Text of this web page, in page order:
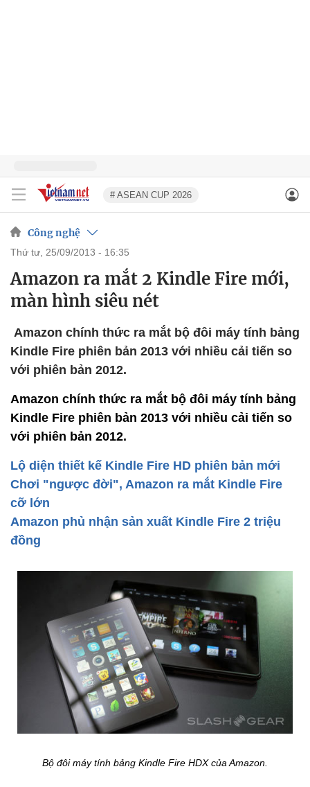
# ASEAN CUP 2026
Công nghệ
thứ tư, 25/09/2013 - 16:35
Amazon ra mắt 2 Kindle Fire mới,
màn hình siêu nét
Amazon chính thức ra mắt bộ đôi máy tính bảng
Kindle Fire phiên bản 2013 với nhiều cải tiến so
với phiên bản 2012.
Amazon chính thức ra mắt bộ đôi máy tính bảng
Kindle Fire phiên bản 2013 với nhiều cải tiến so
với phiên bản 2012.
Lộ diện thiết kế Kindle Fire HD phiên bản mới
Chơi "ngược đời", Amazon ra mắt Kindle Fire
cỡ lớn
Amazon phủ nhận sản xuất Kindle Fire 2 triệu
đồng
Bộ đôi máy tính bảng Kindle Fire HDX của Amazon.